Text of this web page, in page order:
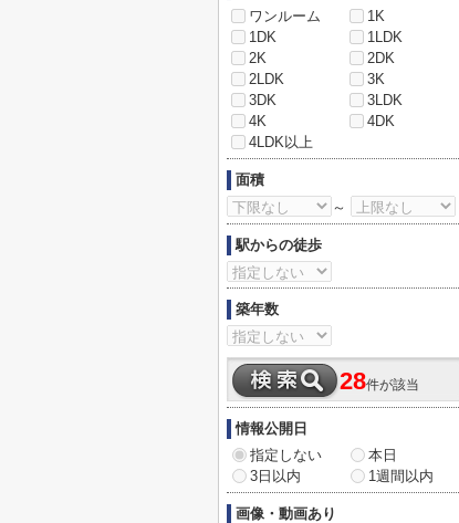
ワンルーム
1K
1DK
1LDK
2K
2DK
2LDK
3K
3DK
3LDK
4K
4DK
4LDK以上
面積
～
駅からの徒歩
築年数
28件が該当
情報公開日
指定しない
本日
3日以内
1週間以内
画像・動画あり